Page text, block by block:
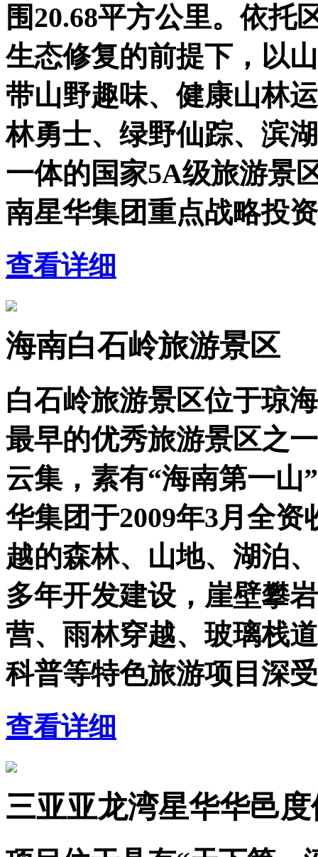
围20.68平方公里。依托
生态修复的前提下，以
带山野趣味、健康山林
林勇士、绿野仙踪、滨
一体的国家5A级旅游景
南星华集团重点战略投
查看详细
海南白石岭旅游景区
白石岭旅游景区位于琼
最早的优秀旅游景区之
云集，素有“海南第一山
华集团于2009年3月全
越的森林、山地、湖泊
多年开发建设，崖壁攀
营、雨林穿越、玻璃栈
科普等特色旅游项目深
查看详细
三亚亚龙湾星华华邑